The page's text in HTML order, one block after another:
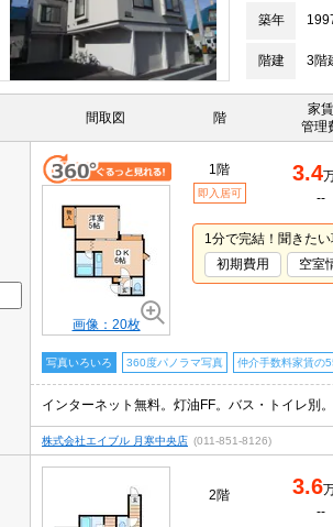
築年
階建 3階
間取図 階
家賃
管理
画像：20枚
1階
即入居可
3.4
--
1分で完結！聞きた
初期費用
空室
写真いろいろ 360度パノラマ写真 仲介手数料家賃の
株式会社エイブル 月寒中央店 (011-851-8126)
2階 3.6
--